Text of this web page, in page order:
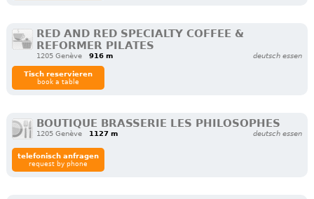
RED AND RED SPECIALTY COFFEE &
REFORMER PILATES
1205 Genève 916 m deutsch essen
Tisch reservieren
book a table
BOUTIQUE BRASSERIE LES PHILOSOPHES
1205 Genève 1127 m deutsch essen
telefonisch anfragen
request by phone